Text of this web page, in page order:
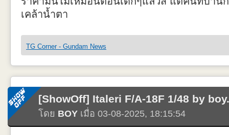
เคล้าน้ำตา
TG Corner - Gundam News
[ShowOff] Italeri F/A-18F 1/48 by boy.
โดย BOY เมื่อ 03-08-2025, 18:15:54